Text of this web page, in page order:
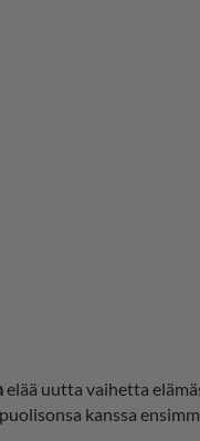
elää uutta vaihetta
kanssa